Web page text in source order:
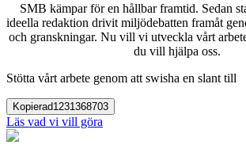
SMB kämpar för en hållbar framtid. Sedan
ideella redaktion drivit miljödebatten framåt
och granskningar. Nu vill vi utveckla vårt
du vill hjälpa oss.
Stötta vårt arbete genom att swisha en slant till
Kopierad1231368703
Läs vad vi vill göra